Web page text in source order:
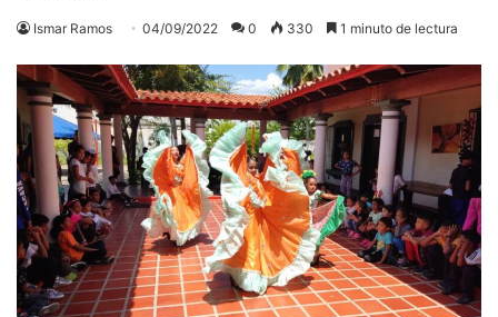
Ismar Ramos 04/09/2022 0 330 1 minuto de lectura